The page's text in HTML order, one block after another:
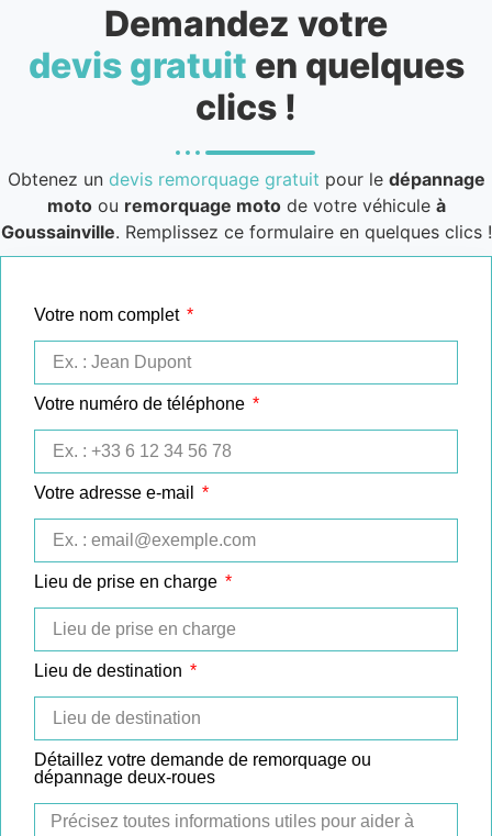
Demandez votre
devis gratuit en quelques
clics !
Obtenez un devis remorquage gratuit pour le dépannage
motoou remorquage motode votre véhicule à
Goussainville. Remplissez ce formulaire en quelques clics !
Votre nom complet
Votre numéro de téléphone
Votre adresse e-mail
Lieu de prise en charge
Lieu de destination
Détaillez votre demande de remorquage ou
dépannage deux-roues